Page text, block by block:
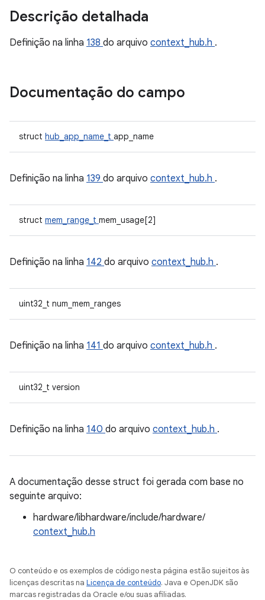
Descrição detalhada
Definição na linha 138 do arquivo context_hub.h .
Documentação do campo
struct hub_app_name_t app_name
Definição na linha 139 do arquivo context_hub.h .
struct mem_range_t mem_usage[2]
Definição na linha 142 do arquivo context_hub.h .
uint32_t num_mem_ranges
Definição na linha 141 do arquivo context_hub.h .
uint32_t version
Definição na linha 140 do arquivo context_hub.h .
A documentação desse struct foi gerada com base no
seguinte arquivo:
hardware/libhardware/include/hardware/
context_hub.h
O conteúdo e os exemplos de código nesta página estão sujeitos às
licenças descritas na Licença de conteúdo. Java e OpenJDK são
marcas registradas da Oracle e/ou suas afiliadas.